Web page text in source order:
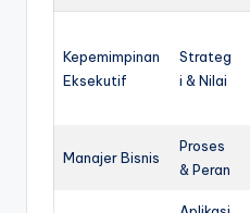
Kepemimpinan
Eksekutif
Strateg
i & Nilai
Manajer Bisnis
Proses
& Peran